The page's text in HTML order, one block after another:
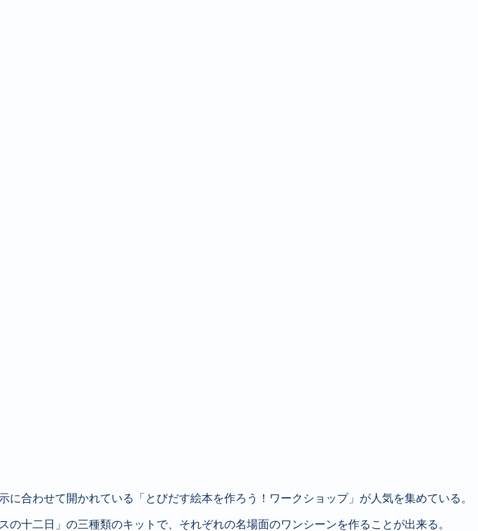
に合わせて開かれている「とびだす絵本を作ろう！ワークショップ」が人気を集めている。
十二日」の三種類のキットで、それぞれの名場面のワンシーンを作ることが出来る。